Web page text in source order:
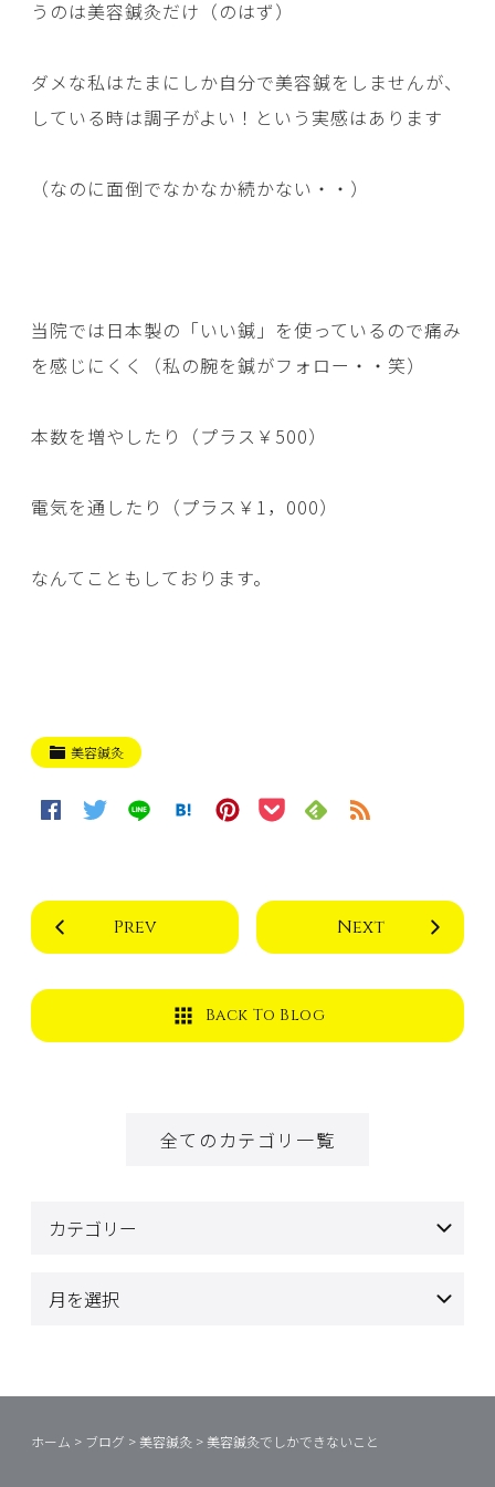
うのは美容鍼灸だけ（のはず）
ダメな私はたまにしか自分で美容鍼をしませんが、
している時は調子がよい！という実感はあります
（なのに面倒でなかなか続かない・・）
当院では日本製の「いい鍼」を使っているので痛み
を感じにくく（私の腕を鍼がフォロー・・笑）
本数を増やしたり（プラス￥500）
電気を通したり（プラス￥1，000）
なんてこともしております。
美容鍼灸
Prev Next
Back To Blog
全てのカテゴリ一覧
ホーム > ブログ >美容鍼灸 >美容鍼灸でしかできないこと